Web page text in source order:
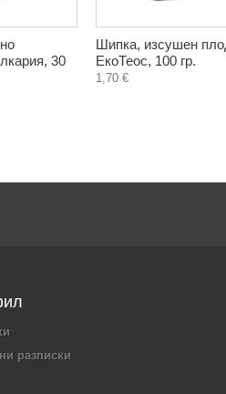
30
Шипка, изсушен
ЕкоТеос, 100 гр.
1,70 €
разписки